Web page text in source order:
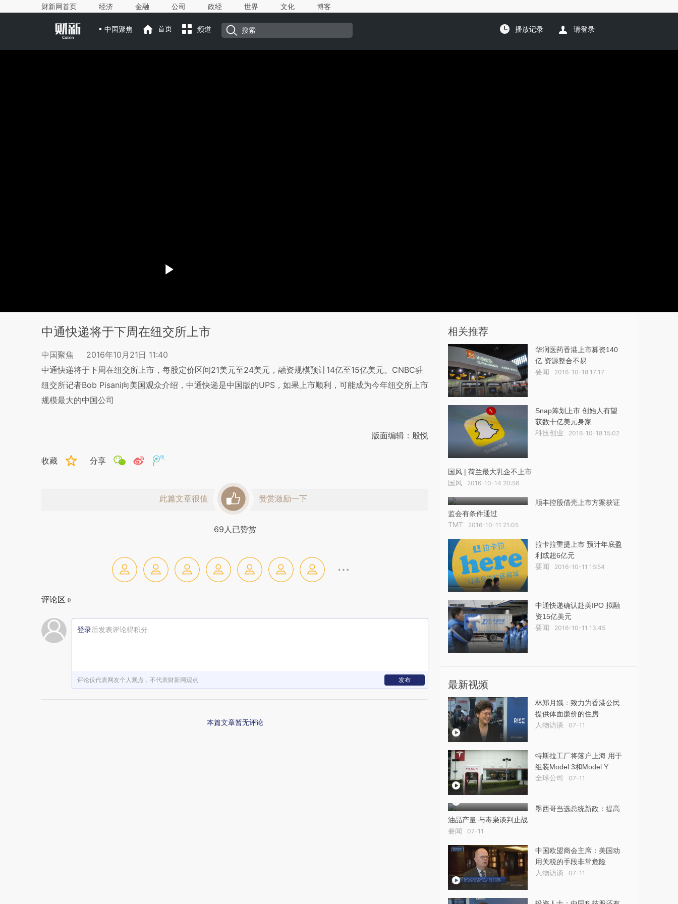
财新网首页 经济 金融 公司 政经 世界 文化 博客
中国聚焦 首页 频道 播放记录 请登录
中通快递将于下周在纽交所上市
中国聚焦
2016年10月21日 11:40
中通快递将于下周在纽交所上市，每股定价区间21美元至24美元，融资规模预计14亿至15亿美元。CNBC驻
纽交所记者Bob Pisani向美国观众介绍，中通快递是中国版的UPS，如果上市顺利，可能成为今年纽交所上市
规模最大的中国公司
版面编辑：殷悦
收藏 分享
此篇文章很值 赞赏激励一下
69人已赞赏
评论区 0
登录后发表评论得积分
评论仅代表网友个人观点，不代表财新网观点 发布
本篇文章暂无评论
相关推荐
华润医药香港上市募资140
亿 资源整合不易
要闻 2016-10-18 17:17
Snap筹划上市 创始人有望
获数十亿美元身家
科技创业 2016-10-18 15:02
国风 | 荷兰最大乳企不上市
国风 2016-10-14 20:56
顺丰控股借壳上市方案获证
监会有条件通过
TMT 2016-10-11 21:05
拉卡拉重提上市 预计年底盈
利或超6亿元
要闻 2016-10-11 16:54
中通快递确认赴美IPO 拟融
资15亿美元
要闻 2016-10-11 13:45
最新视频
林郑月娥：致力为香港公民
提供体面廉价的住房
人物访谈 07-11
特斯拉工厂将落户上海 用于
组装Model 3和Model Y
全球公司 07-11
墨西哥当选总统新政：提高
油品产量 与毒枭谈判止战
要闻 07-11
中国欧盟商会主席：美国动
用关税的手段非常危险
人物访谈 07-11